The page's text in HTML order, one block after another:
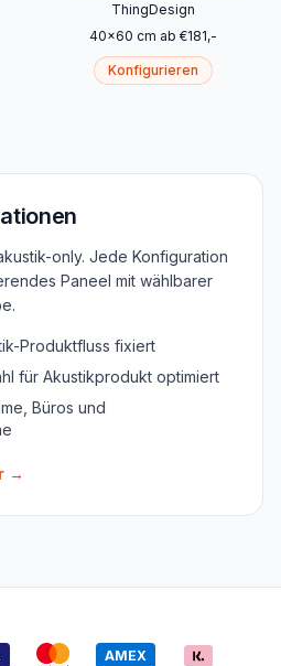
ThingDesign
40x60 cm ab €181,-
Konfigurieren
only. Jede Konfiguration
Paneel mit wählbarer
Produktfluss fixiert
für Akustikprodukt optimiert
Büros und
→
AMEX